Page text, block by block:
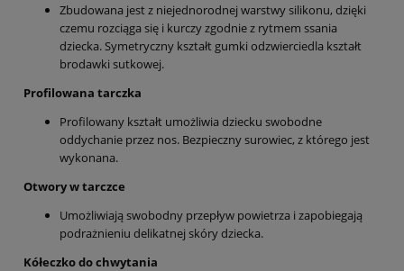
Zbudowana jest z niejednorodnej warstwy silikonu, dzięki
czemu rozciąga się i kurczy zgodnie z rytmem ssania
dziecka. Symetryczny kształt gumki odzwierciedla kształt
brodawki sutkowej.
Profilowana tarczka
Profilowany kształt umożliwia dziecku swobodne
oddychanie przez nos. Bezpieczny surowiec, z którego jest
wykonana.
Otwory w tarczce
Umożliwiają swobodny przepływ powietrza i zapobiegają
podrażnieniu delikatnej skóry dziecka.
Kółeczko do chwytania